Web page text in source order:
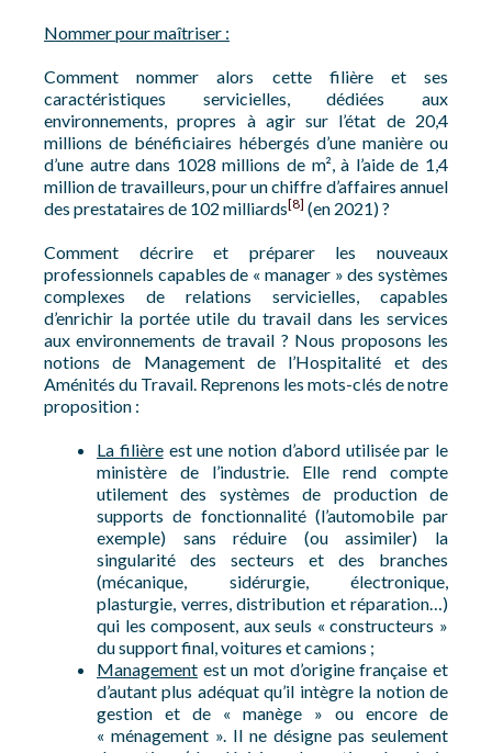
Nommer pour maîtriser :
Comment nommer alors cette filière et ses
caractéristiques servicielles, dédiées aux
environnements, propres à agir sur l’état de 20,4
millions de bénéficiaires hébergés d’une manière ou
d’une autre dans 1028 millions de m², à l’aide de 1,4
million de travailleurs, pour un chiffre d’affaires annuel
des prestataires de 102 milliards[8] (en 2021) ?
Comment décrire et préparer les nouveaux
professionnels capables de « manager » des systèmes
complexes de relations servicielles, capables
d’enrichir la portée utile du travail dans les services
aux environnements de travail ? Nous proposons les
notions de Management de l’Hospitalité et des
Aménités du Travail. Reprenons les mots-clés de notre
proposition :
La filièreest une notion d’abord utilisée par le
ministère de l’industrie. Elle rend compte
utilement des systèmes de production de
supports de fonctionnalité (l’automobile par
exemple) sans réduire (ou assimiler) la
singularité des secteurs et des branches
(mécanique, sidérurgie, électronique,
plasturgie, verres, distribution et réparation…)
qui les composent, aux seuls « constructeurs »
du support final, voitures et camions ;
Management est un mot d’origine française et
d’autant plus adéquat qu’il intègre la notion de
gestion et de « manège » ou encore de
« ménagement ». Il ne désigne pas seulement